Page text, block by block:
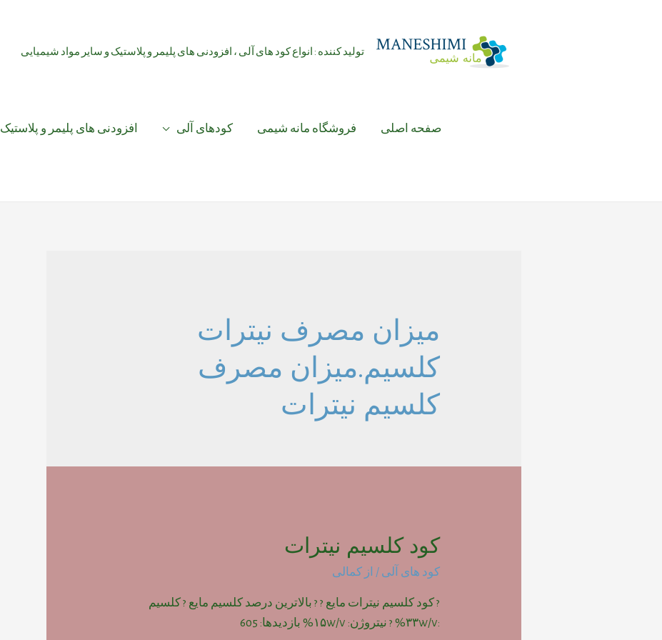
تولید کننده : انواع کود های آلی ، افزودنی های پلیمر و پلاستیک و سایر مواد شیمیایی
صفحه اصلی فروشگاه مانه شیمی کودهای آلی افزودنی های پلیمر و پلاستیک
میزان مصرف نیترات
کلسیم.میزان مصرف
کلسیم نیترات
کود کلسیم نیترات
کود های آلی / از کمالی
? کود کلسیم نیترات مایع ? ? بالاترین درصد کلسیم مایع ? کلسیم
:۳۳w/v% ? نیتروژن: ۱۵w/v% بازدیدها: 605